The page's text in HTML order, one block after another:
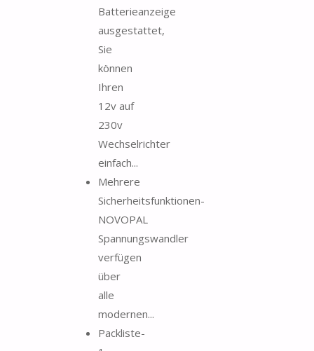
Batterieanzeige
ausgestattet,
Sie
können
Ihren
12v auf
230v
Wechselrichter
einfach...
Mehrere
Sicherheitsfunktionen-
NOVOPAL
Spannungswandler
verfügen
über
alle
modernen...
Packliste-